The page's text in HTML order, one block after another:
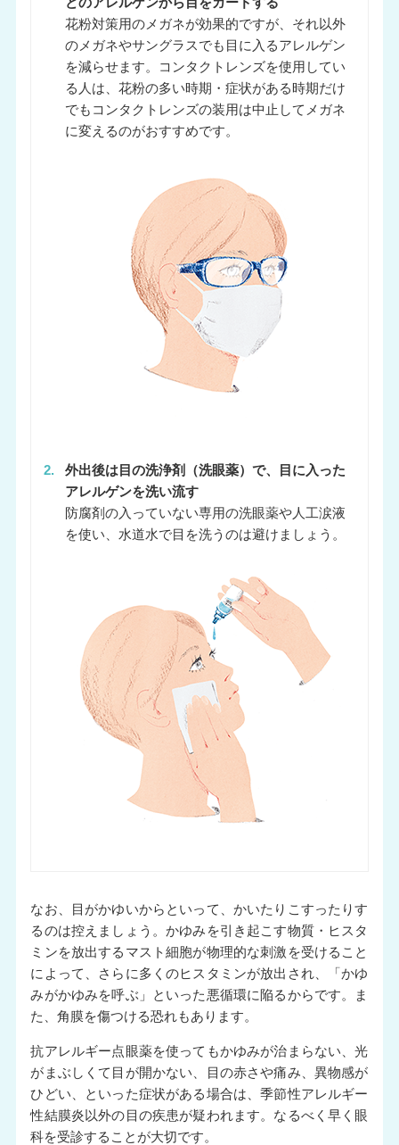
花粉対策用のメガネが効果的ですが、それ以外
のメガネやサングラスでも目に入るアレルゲン
を減らせます。コンタクトレンズを使用してい
る人は、花粉の多い時期・症状がある時期だけ
でもコンタクトレンズの装用は中止してメガネ
に変えるのがおすすめです。
2.
外出後は目の洗浄剤（洗眼薬）で、目に入った
アレルゲンを洗い流す
防腐剤の入っていない専用の洗眼薬や人工涙液
を使い、水道水で目を洗うのは避けましょう。
なお、目がかゆいからといって、かいたりこすったりす
るのは控えましょう。かゆみを引き起こす物質・ヒスタ
ミンを放出するマスト細胞が物理的な刺激を受けること
によって、さらに多くのヒスタミンが放出され、「かゆ
みがかゆみを呼ぶ」といった悪循環に陥るからです。ま
た、角膜を傷つける恐れもあります。
抗アレルギー点眼薬を使ってもかゆみが治まらない、光
がまぶしくて目が開かない、目の赤さや痛み、異物感が
ひどい、といった症状がある場合は、季節性アレルギー
性結膜炎以外の目の疾患が疑われます。なるべく早く眼
科を受診することが大切です。